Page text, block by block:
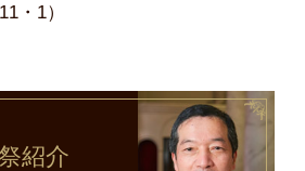
・1）
紹介